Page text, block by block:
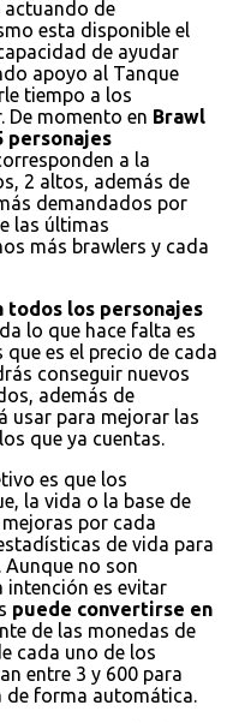
actuando de
esta disponible el
de ayudar
apoyo al Tanque
tiempo a los
De momento en Brawl
personajes
a la
2 altos, además de
demandados por
las últimas
más brawlers y cada
todos los personajes
lo que hace falta es
es el precio de cada
conseguir nuevos
además de
usar para mejorar las
que ya cuentas.
es que los
la vida o la base de
por cada
de vida para
Aunque no son
intención es evitar
puede convertirse en
de las monedas de
cada uno de los
entre 3 y 600 para
de forma automática.